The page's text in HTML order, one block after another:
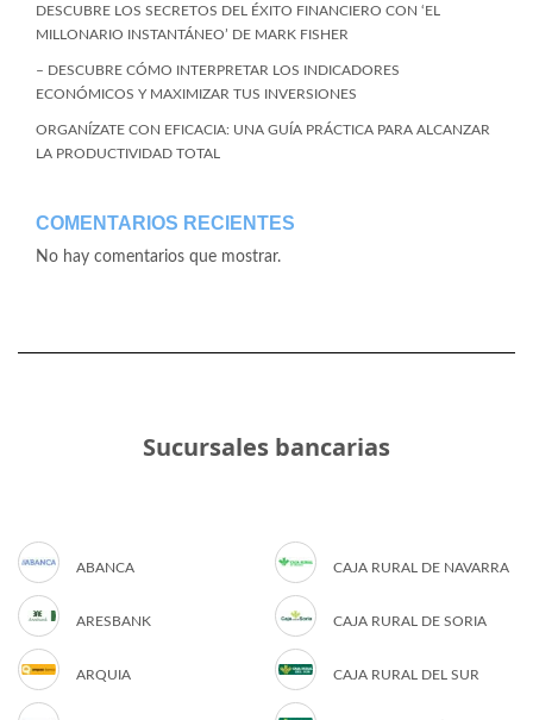
DESCUBRE LOS SECRETOS DEL ÉXITO FINANCIERO CON ‘EL
MILLONARIO INSTANTÁNEO’ DE MARK FISHER
– DESCUBRE CÓMO INTERPRETAR LOS INDICADORES
ECONÓMICOS Y MAXIMIZAR TUS INVERSIONES
ORGANÍZATE CON EFICACIA: UNA GUÍA PRÁCTICA PARA ALCANZAR
LA PRODUCTIVIDAD TOTAL
COMENTARIOS RECIENTES
No hay comentarios que mostrar.
Sucursales bancarias
ABANCA
ARESBANK
ARQUIA
CAJA RURAL DE NAVARRA
CAJA RURAL DE SORIA
CAJA RURAL DEL SUR